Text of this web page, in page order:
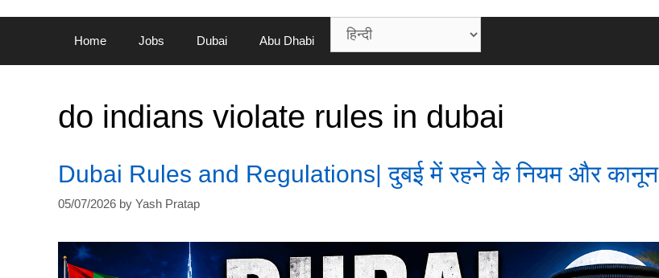
Home Jobs Dubai Abu Dhabi
do indians violate rules in dubai
Dubai Rules and Regulations| दुबई में रहने के नियम और कानून
05/07/2026 by Yash Pratap